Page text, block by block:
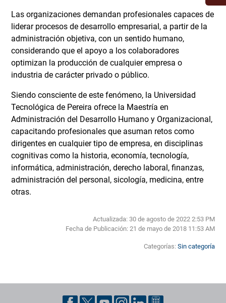
Las organizaciones demandan profesionales capaces de
liderar procesos de desarrollo empresarial, a partir de la
administración objetiva, con un sentido humano,
considerando que el apoyo a los colaboradores
optimizan la producción de cualquier empresa o
industria de carácter privado o público.
Siendo consciente de este fenómeno, la Universidad
Tecnológica de Pereira ofrece la Maestría en
Administración del Desarrollo Humano y Organizacional,
capacitando profesionales que asuman retos como
dirigentes en cualquier tipo de empresa, en disciplinas
cognitivas como la historia, economía, tecnología,
informática, administración, derecho laboral, finanzas,
administración del personal, sicología, medicina, entre
otras.
Actualizada: 30 de agosto de 2022 2:53 PM
Fecha de Publicación: 21 de mayo de 2018 11:53 AM
Categorías: Sin categoría
Pie de página con información de contacto, redes sociales y datos